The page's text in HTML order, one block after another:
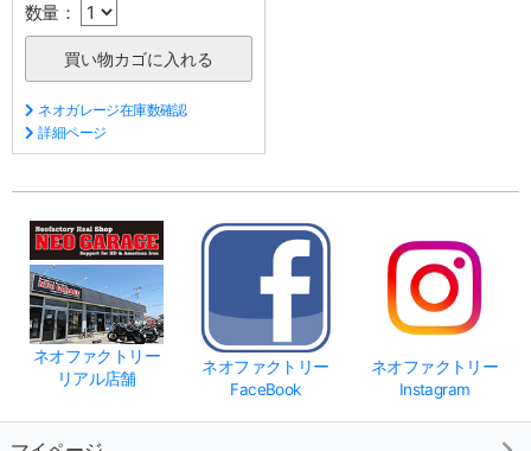
数量：
ネオガレージ在庫数確認
詳細ページ
ネオファクトリー
リアル店舗
ネオファクトリー
FaceBook
ネオファクトリー
Instagram